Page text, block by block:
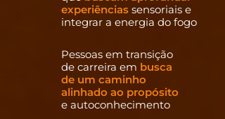
experiências sensoriais e
integrar a energia do fogo
Pessoas em transição
de carreira em busca
de um caminho
alinhado ao propósito
e autoconhecimento